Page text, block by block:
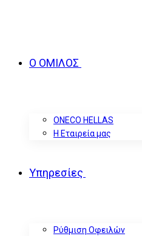
Ο ΟΜΙΛΟΣ
ONECO HELLAS
Η Εταιρεία μας
Υπηρεσίες
Ρύθμιση Οφειλών